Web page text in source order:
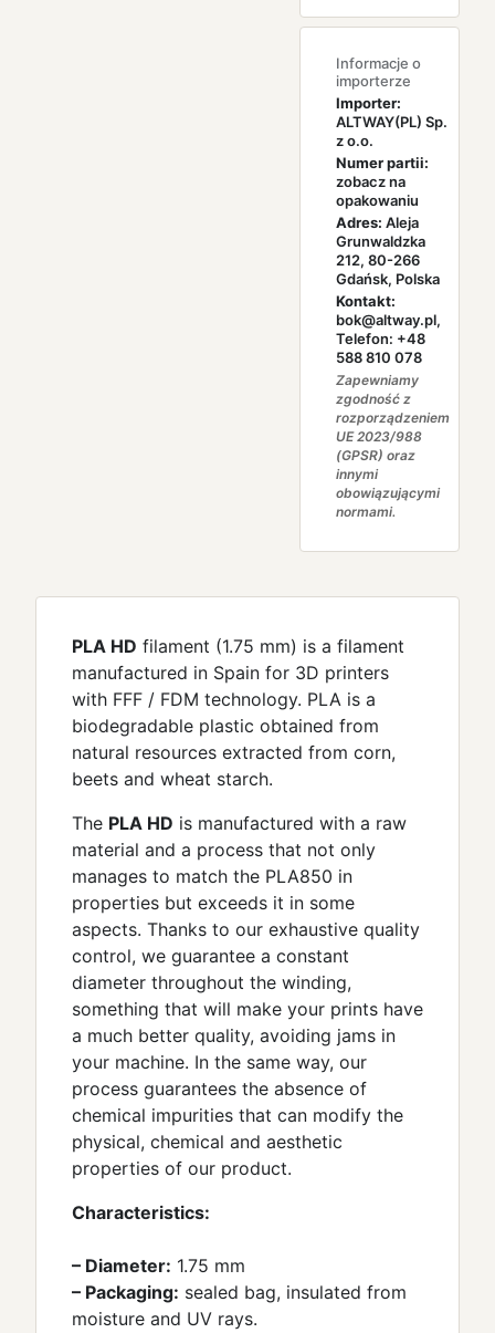
Informacje o
importerze
Importer:
ALTWAY(PL) Sp.
z o.o.
Numer partii:
zobacz na
opakowaniu
Adres: Aleja
Grunwaldzka
212, 80-266
Gdańsk, Polska
Kontakt:
bok@altway.pl,
Telefon: +48
588 810 078
Zapewniamy
zgodność z
rozporządzeniem
UE 2023/988
(GPSR) oraz
innymi
obowiązującymi
normami.
PLA HD filament (1.75 mm) is a filament
manufactured in Spain for 3D printers
with FFF / FDM technology. PLA is a
biodegradable plastic obtained from
natural resources extracted from corn,
beets and wheat starch.
The PLA HD is manufactured with a raw
material and a process that not only
manages to match the PLA850 in
properties but exceeds it in some
aspects. Thanks to our exhaustive quality
control, we guarantee a constant
diameter throughout the winding,
something that will make your prints have
a much better quality, avoiding jams in
your machine. In the same way, our
process guarantees the absence of
chemical impurities that can modify the
physical, chemical and aesthetic
properties of our product.
Characteristics:
– Diameter: 1.75 mm
– Packaging: sealed bag, insulated from
moisture and UV rays.